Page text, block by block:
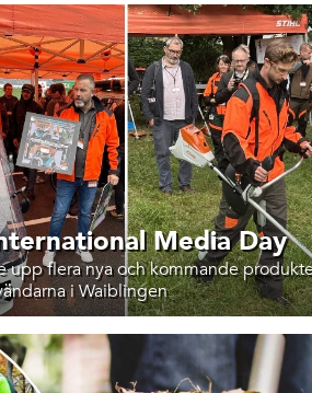
Media Day
upp flera nya och kommande
i Waiblingen